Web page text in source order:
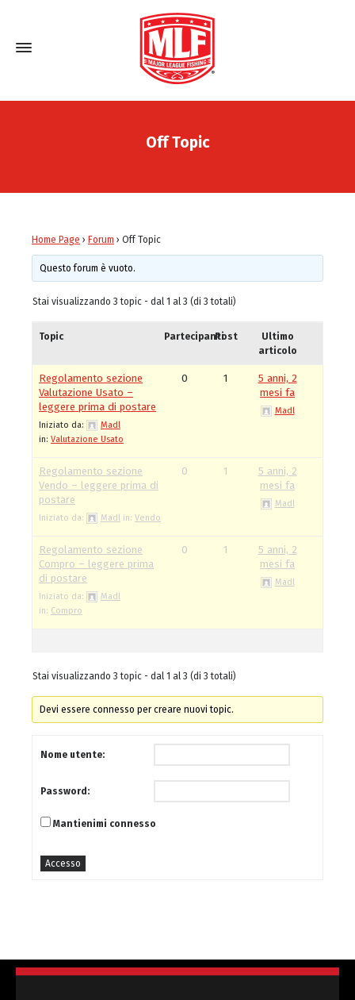
Off Topic
Home Page › Forum › Off Topic
Questo forum è vuoto.
Stai visualizzando 3 topic - dal 1 al 3 (di 3 totali)
Topic PartecipantiPost
Ultimo
articolo
Regolamento sezione
Valutazione Usato –
leggere prima di postare
Iniziato da:
Madl
in: Valutazione Usato
0 1
5 anni, 2
mesi fa
Madl
Regolamento sezione
Vendo – leggere prima di
postare
Iniziato da: Madl in: Vendo
0 1
5 anni, 2
mesi fa
Madl
Regolamento sezione
Compro – leggere prima
di postare
Iniziato da:
Madl
in: Compro
0 1
5 anni, 2
mesi fa
Madl
Stai visualizzando 3 topic - dal 1 al 3 (di 3 totali)
Devi essere connesso per creare nuovi topic.
Nome utente:
Password:
Mantienimi connesso
Accesso